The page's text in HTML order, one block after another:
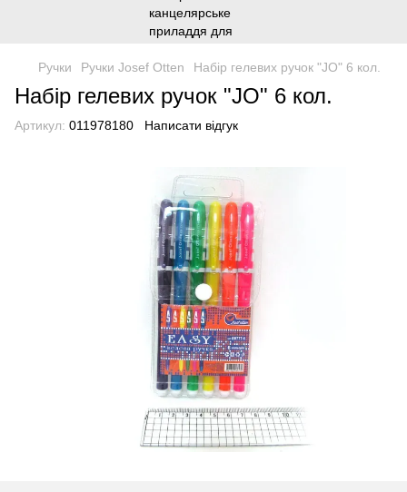
Ручки Ручки Josef Otten Набір гелевих ручок "JO" 6 кол.
Набір гелевих ручок "JO" 6 кол.
Артикул: 011978180 Написати відгук